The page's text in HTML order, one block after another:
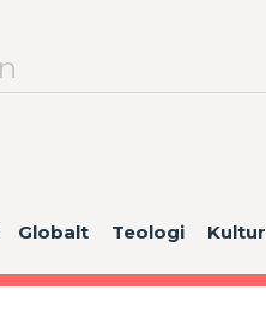
Globalt Teologi Kultur